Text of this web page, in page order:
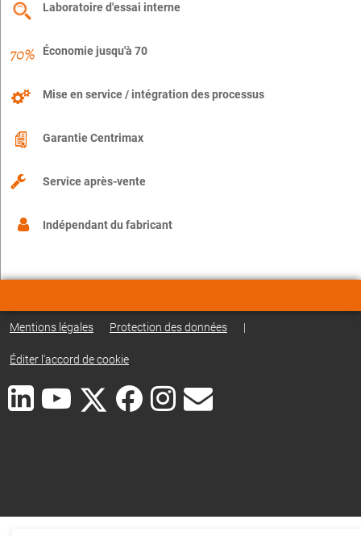
Laboratoire d'essai interne
Économie jusqu'à 70
Mise en service / intégration des processus
Garantie Centrimax
Service après-vente
Indépendant du fabricant
Mentions légales Protection des données |
Éditer l'accord de cookie